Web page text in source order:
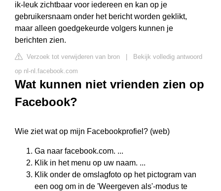
ik-leuk zichtbaar voor iedereen en kan op je
gebruikersnaam onder het bericht worden geklikt,
maar alleen goedgekeurde volgers kunnen je
berichten zien.
Verzoek tot verwijderen van bron
Bekijk volledig antwoord
op nl-nl.facebook.com
Wat kunnen niet vrienden zien op
Facebook?
Wie ziet wat op mijn Facebookprofiel? (web)
Ga naar facebook.com. ...
Klik in het menu op uw naam. ...
Klik onder de omslagfoto op het pictogram van
een oog om in de 'Weergeven als'-modus te